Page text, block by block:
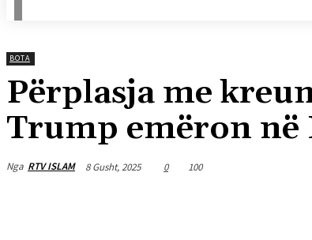
BOTA
Përplasja me
Trump emëron
Nga RTV ISLAM 8 Gusht, 2025 0 100